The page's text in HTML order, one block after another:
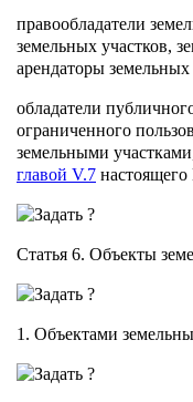
правообладатели
земельных участков,
арендаторы земельных
обладатели
ограниченного
земельными
главой V.7 настоящего
Статья 6. Объекты
1. Объектами